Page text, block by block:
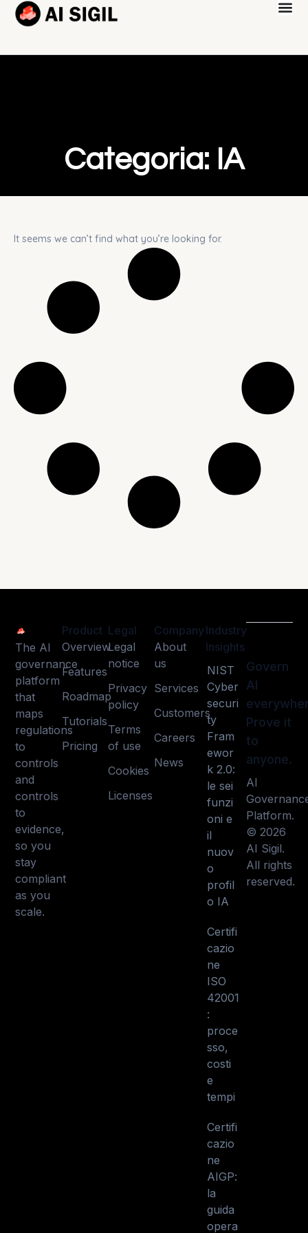
Categoria: IA
It seems we can’t find what you’re looking for.
The AI
governance
platform
that
maps
regulations
to
controls
and
controls
to
evidence,
so you
stay
compliant
as you
scale.
Product
Overview
Features
Roadmap
Tutorials
Pricing
Legal
Legal
notice
Privacy
policy
Terms
of use
Cookies
Licenses
Company
About
us
Services
Customers
Careers
News
Industry
Insights
NIST
Cyber
securi
ty
Fram
ewor
k 2.0:
le sei
funzi
oni e
il
nuov
o
profil
o IA
Certifi
cazio
ne
ISO
42001
:
proce
sso,
costi
e
tempi
Certifi
cazio
ne
AIGP:
la
guida
opera
Govern
AI
Prove it
to
anyone.
AI
Platform.
© 2026
AI Sigil.
All rights
reserved.